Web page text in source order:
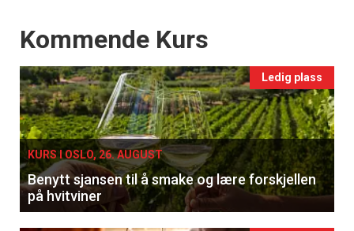
Events
Kommende Kurs
Ledig plass
KURS I OSLO, 26. AUGUST
Benytt sjansen til å smake og lære forskjellen
på hvitviner